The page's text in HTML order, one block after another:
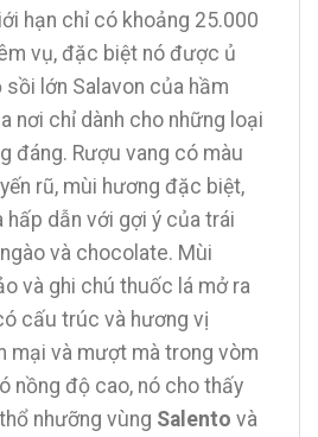
hạn chỉ có khoảng 25.000
vụ, đặc biệt nó được ủ
lớn Salavon của hầm
nơi chỉ dành cho những loại
đáng. Rượu vang có màu
rũ, mùi hương đặc biệt,
hấp dẫn với gợi ý của trái
và chocolate. Mùi
và ghi chú thuốc lá mở ra
cấu trúc và hương vị
mại và mượt mà trong vòm
nồng độ cao, nó cho thấy
nhưỡng vùng Salento và